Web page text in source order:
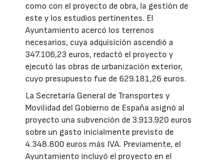
como con el proyecto de obra, la gestión de
este y los estudios pertinentes. El
Ayuntamiento acercó los terrenos
necesarios, cuya adquisición ascendió a
347.106,23 euros, redactó el proyecto y
ejecutó las obras de urbanización exterior,
cuyo presupuesto fue de 629.181,26 euros.
La Secretaría General de Transportes y
Movilidad del Gobierno de España asignó al
proyecto una subvención de 3.913.920 euros
sobre un gasto inicialmente previsto de
4.348.800 euros más IVA. Previamente, el
Ayuntamiento incluyó el proyecto en el